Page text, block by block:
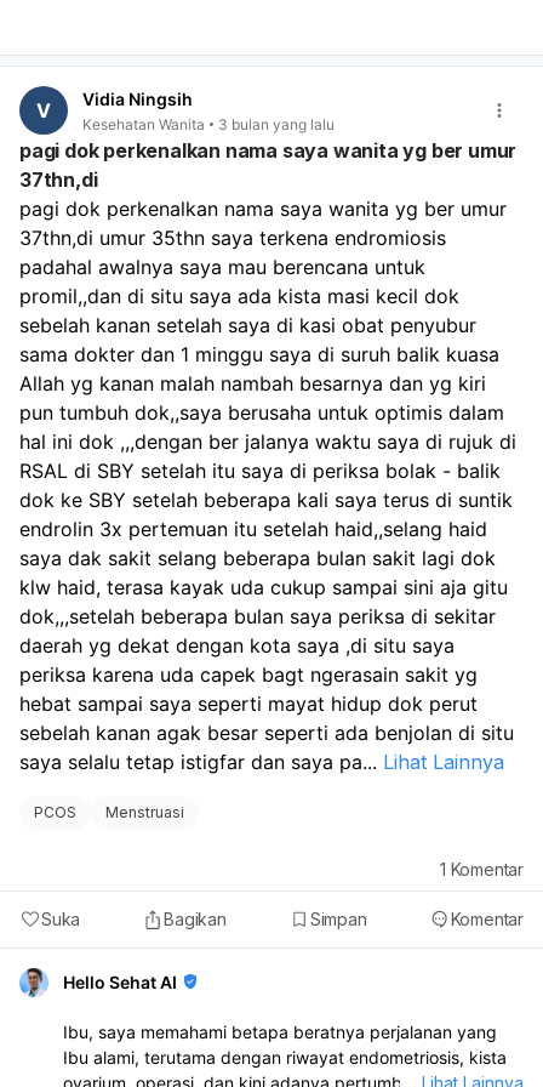
ovarium kiri Ibu. Penting untuk segera berkonsultasi
jika diperlukan, dokter spesialis onkologi ginekologi, untuk
diagnosis yang akurat (apakah tumor jinak atau ganas)
dan rencana penanganan yang tepat. Kesehatan Ibu
adalah prioritas utama. Setelah kondisi kesehatan Ibu
stabil dan tumor tertangani, barulah kita bisa membahas
lebih lanjut mengenai program kehamilan. Dengan satu
ovarium yang tersisa dan riwayat endometriosis, program
kehamilan mungkin memerlukan pendekatan khusus
seperti teknologi reproduksi berbantu (misalnya IVF),
seperti yang dialami oleh beberapa pasangan lain yang
berjuang untuk memiliki anak. Jangan menyerah pada
harapan ini, namun fokus pada penanganan kesehatan
Ibu terlebih dahulu. Saya sangat menyarankan Ibu untuk
tidak mengambil keputusan tergesa-gesa mengenai
pernikahan suami Ibu. Fokuslah pada pemulihan
kesehatan fisik dan mental Ibu. Mencari dukungan
psikologis juga bisa sangat membantu dalam
menghadapi tekanan emosional ini. Segera temui dokter
spesialis untuk mendapatkan penanganan yang
komprehensif.
V Vidia Ningsih
Kesehatan Wanita 3 bulan yang lalu
pagi dok perkenalkan nama saya wanita yg ber umur
37thn,di
pagi dok perkenalkan nama saya wanita yg ber umur
37thn,di umur 35thn saya terkena endromiosis
padahal awalnya saya mau berencana untuk
promil,,dan di situ saya ada kista masi kecil dok
sebelah kanan setelah saya di kasi obat penyubur
sama dokter dan 1 minggu saya di suruh balik kuasa
Allah yg kanan malah nambah besarnya dan yg kiri
pun tumbuh dok,,saya berusaha untuk optimis dalam
hal ini dok ,,,dengan ber jalanya waktu saya di rujuk di
RSAL di SBY setelah itu saya di periksa bolak - balik
dok ke SBY setelah beberapa kali saya terus di suntik
endrolin 3x pertemuan itu setelah haid,,selang haid
saya dak sakit selang beberapa bulan sakit lagi dok
klw haid, terasa kayak uda cukup sampai sini aja gitu
dok,,,setelah beberapa bulan saya periksa di sekitar
daerah yg dekat dengan kota saya ,di situ saya
periksa karena uda capek bagt ngerasain sakit yg
hebat sampai saya seperti mayat hidup dok perut
sebelah kanan agak besar seperti ada benjolan di situ
saya selalu tetap istigfar dan saya pa... Lihat Lainnya
PCOS Menstruasi
Suka Bagikan Simpan Komentar
1 Komentar
Hello Sehat AI
Ibu, saya memahami betapa beratnya perjalanan yang
Ibu alami, terutama dengan riwayat endometriosis, kista
ovarium, operasi, dan kini adanya pertumbuhan tumor
... Lihat Lainnya